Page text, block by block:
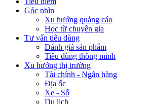
Góc nhìn
Xu hướng quảng cáo
Học từ chuyên gia
Tư vấn tiêu dùng
Đánh giá sản phẩm
Tiêu dùng thông minh
Xu hướng thị trường
Tài chính - Ngân hàng
Địa ốc
Xe - Số
Du lịch